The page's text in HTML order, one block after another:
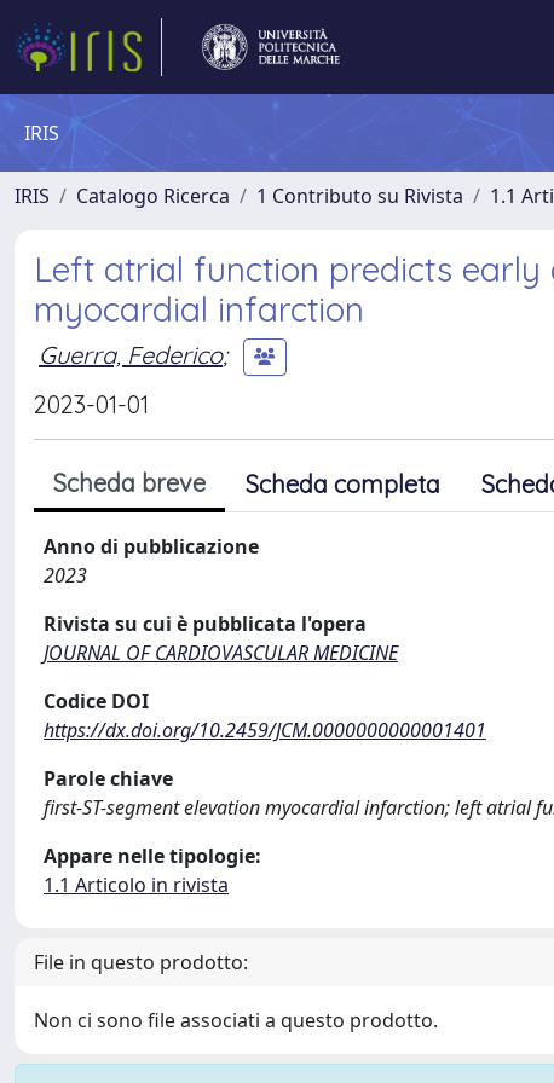
IRIS
IRIS Catalogo Ricerca 1 Contributo su Rivista 1.1
Left atrial function predicts
myocardial infarction
Guerra, Federico;
2023-01-01
Scheda breve Scheda completa
Anno di pubblicazione
2023
Rivista su cui è pubblicata l'opera
JOURNAL OF CARDIOVASCULAR MEDICINE
Codice DOI
https://dx.doi.org/10.2459/JCM.0000000000001401
Parole chiave
first-ST-segment elevation myocardial infarction; left atrial
Appare nelle tipologie:
1.1 Articolo in rivista
File in questo prodotto:
Non ci sono file associati a questo prodotto.